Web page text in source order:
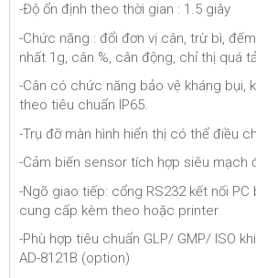
-Độ ổn định theo thời gian : 1.5 giây
-Chức năng : đổi đơn vị cân, trừ bì,
nhất 1g, cân %, cân động, chỉ thị quá
-Cân có chức năng bảo vệ kháng bụi,
theo tiêu chuẩn IP65.
-Trụ đỡ màn hình hiển thị có thể điều
-Cảm biến sensor tích hợp siêu mạch
-Ngõ giao tiếp: cổng RS232 kết nối PC
cung cấp kèm theo hoặc printer
-Phù hợp tiêu chuẩn GLP/ GMP/ ISO
AD-8121B (option)